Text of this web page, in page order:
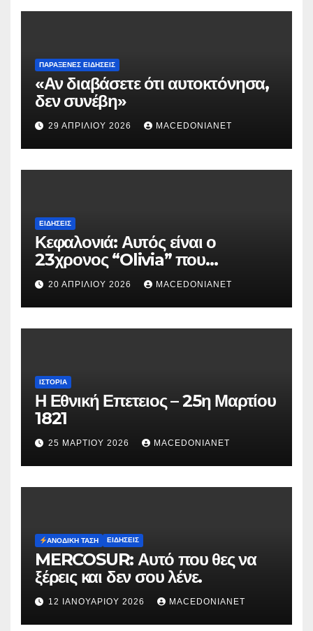
ΠΑΡΆΞΕΝΕΣ ΕΙΔΉΣΕΙΣ
«Αν διαβάσετε ότι αυτοκτόνησα,
δεν συνέβη»
29 ΑΠΡΙΛΊΟΥ 2026 MACEDONIANET
ΕΙΔΉΣΕΙΣ
Κεφαλονιά: Αυτός είναι ο
23χρονος “Olivia” που
κατηγορείται για τον θάνατο της
Μυρτούς
20 ΑΠΡΙΛΊΟΥ 2026 MACEDONIANET
ΙΣΤΟΡΊΑ
Η Εθνική Επετειος – 25η Μαρτίου
1821
25 ΜΑΡΤΊΟΥ 2026 MACEDONIANET
ΑΝΟΔΙΚΉ ΤΆΣΗ ΕΙΔΉΣΕΙΣ
MERCOSUR: Αυτό που θες να
ξέρεις και δεν σου λένε.
12 ΙΑΝΟΥΑΡΊΟΥ 2026 MACEDONIANET